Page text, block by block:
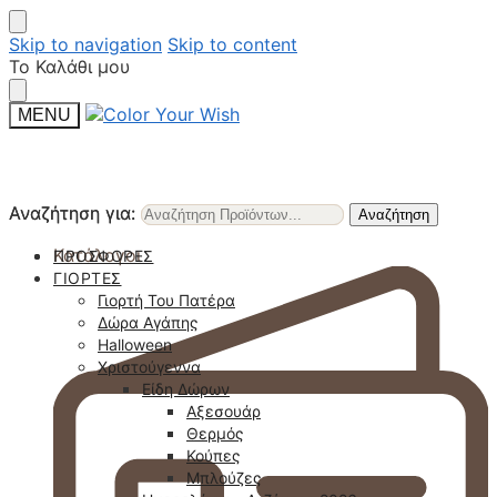
Skip to navigation Skip to content
Το Καλάθι μου
MENU
Αναζήτηση για: Αναζήτηση
Κατάλογοι
Αναζήτηση για: Αναζήτηση
ΠΡΟΣΦΟΡΈΣ
ΓΙΟΡΤΈΣ
Γιορτή Του Πατέρα
Δώρα Αγάπης
Halloween
Χριστούγεννα
Είδη Δώρων
Αξεσουάρ
Θερμός
Κούπες
Μπλούζες